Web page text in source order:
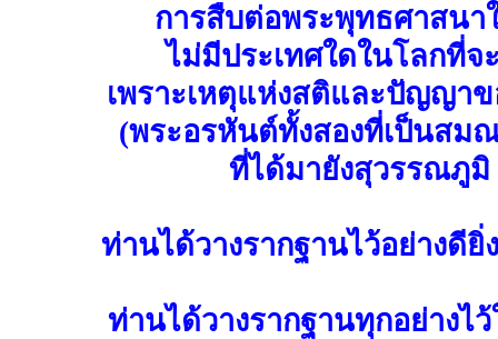
การสืบต่อพระพุทธศาสนา
ไม่มีประเทศใดในโลกที่จ
เพราะเหตุแห่งสติและปัญญาข
(พระอรหันต์ทั้งสองที่เป็นสม
ที่ได้มายังสุวรรณภู
ท่านได้วางรากฐานไว้อย่างดี
ท่านได้วางรากฐานทุกอย่างไว้